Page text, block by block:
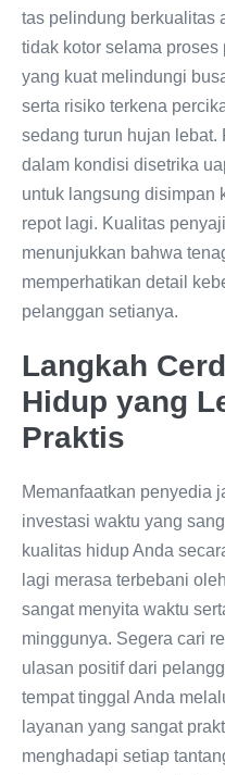
tas pelindung berkualitas
tidak kotor selama
yang kuat melindungi
serta risiko terkena
sedang turun hujan lebat.
dalam kondisi disetrika
untuk langsung disimpan
repot lagi. Kualitas
menunjukkan bahwa
memperhatikan detail
pelanggan setianya.
Langkah
Hidup yang
Praktis
Memanfaatkan penyedia
investasi waktu yang
kualitas hidup Anda
lagi merasa terbebani
sangat menyita waktu
minggunya. Segera cari
ulasan positif dari
tempat tinggal Anda
layanan yang sangat
menghadapi setiap